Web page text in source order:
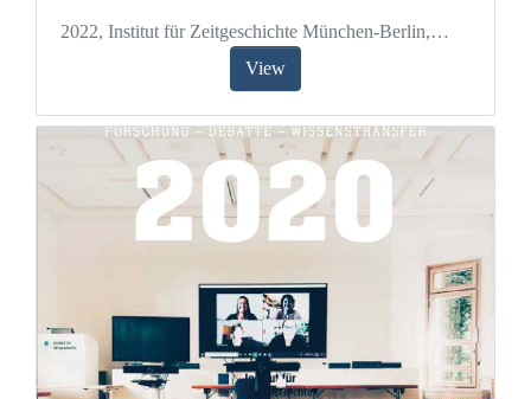
2022, Institut für Zeitgeschichte München-Berlin,
Paulmichl, Simone
Beck, Philipp,Tulay, Hannah
Angelika
View